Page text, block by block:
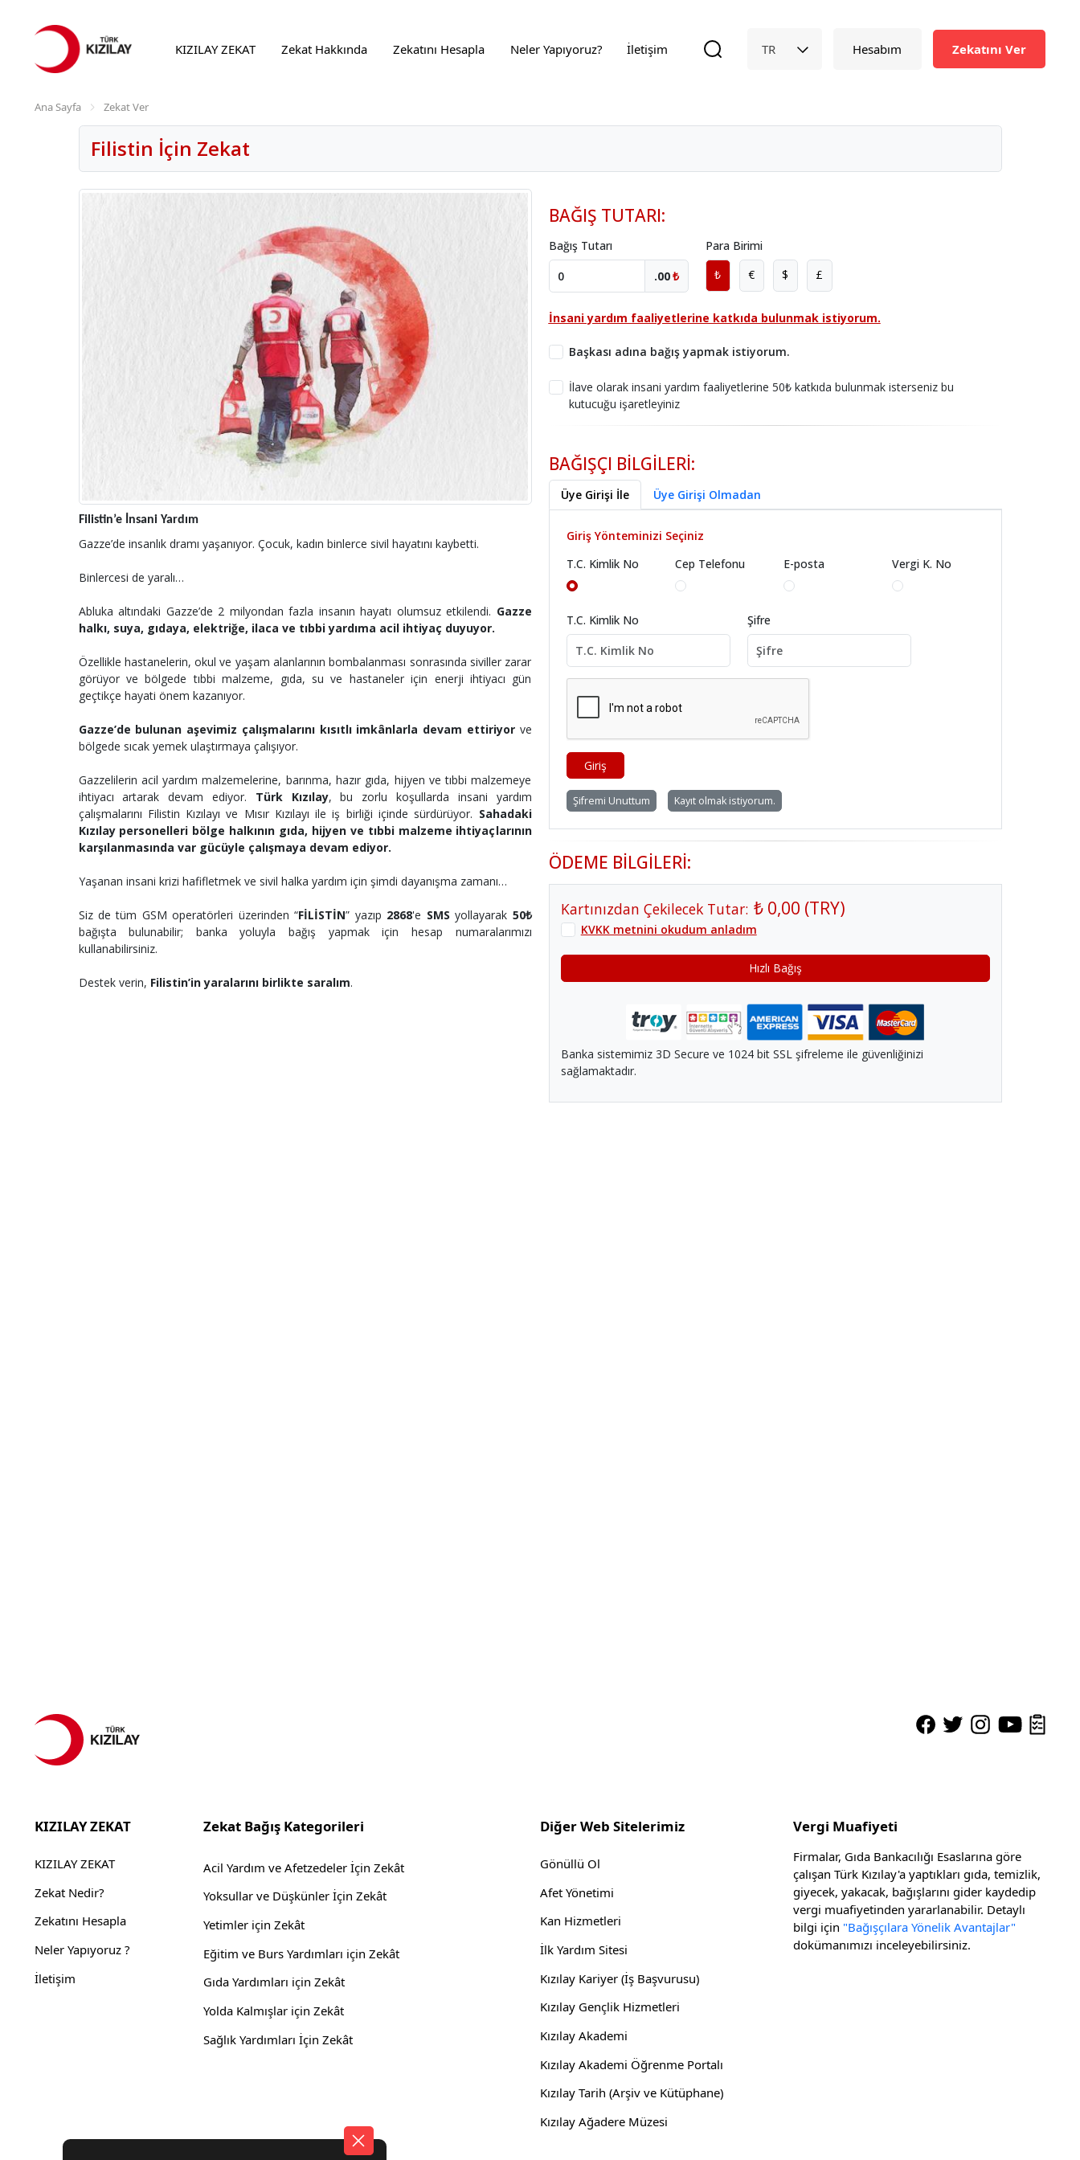
KIZILAY ZEKAT Zekat Hakkında Zekatını Hesapla Neler Yapıyoruz? İletişim TR Hesabım Zekatını Ver
Ana Sayfa Zekat Ver
KIZILAY ZEKAT
KIZILAY ZEKAT
Zekat Nedir?
Zekatını Hesapla
Neler Yapıyoruz ?
İletişim
Zekat Bağış Kategorileri
Acil Yardım ve Afetzedeler İçin Zekât
Yoksullar ve Düşkünler İçin Zekât
Yetimler için Zekât
Eğitim ve Burs Yardımları için Zekât
Gıda Yardımları için Zekât
Yolda Kalmışlar için Zekât
Sağlık Yardımları İçin Zekât
Diğer Web Sitelerimiz
Gönüllü Ol
Afet Yönetimi
Kan Hizmetleri
İlk Yardım Sitesi
Kızılay Kariyer (İş Başvurusu)
Kızılay Gençlik Hizmetleri
Kızılay Akademi
Kızılay Akademi Öğrenme Portalı
Kızılay Tarih (Arşiv ve Kütüphane)
Kızılay Ağadere Müzesi
Vergi Muafiyeti
Firmalar, Gıda Bankacılığı Esaslarına göre
çalışan Türk Kızılay'a yaptıkları gıda, temizlik,
giyecek, yakacak, bağışlarını gider kaydedip
vergi muafiyetinden yararlanabilir. Detaylı
bilgi için "Bağışçılara Yönelik Avantajlar"
dokümanımızı inceleyebilirsiniz.